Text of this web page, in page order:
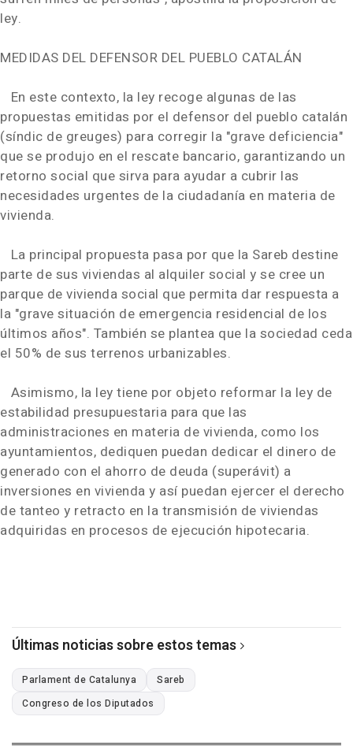
ley.
MEDIDAS DEL DEFENSOR DEL PUEBLO CATALÁN
En este contexto, la ley recoge algunas de las
propuestas emitidas por el defensor del pueblo catalán
(síndic de greuges) para corregir la "grave deficiencia"
que se produjo en el rescate bancario, garantizando un
retorno social que sirva para ayudar a cubrir las
necesidades urgentes de la ciudadanía en materia de
vivienda.
La principal propuesta pasa por que la Sareb destine
parte de sus viviendas al alquiler social y se cree un
parque de vivienda social que permita dar respuesta a
la "grave situación de emergencia residencial de los
últimos años". También se plantea que la sociedad ceda
el 50% de sus terrenos urbanizables.
Asimismo, la ley tiene por objeto reformar la ley de
estabilidad presupuestaria para que las
administraciones en materia de vivienda, como los
ayuntamientos, dediquen puedan dedicar el dinero de
generado con el ahorro de deuda (superávit) a
inversiones en vivienda y así puedan ejercer el derecho
de tanteo y retracto en la transmisión de viviendas
adquiridas en procesos de ejecución hipotecaria.
Últimas noticias sobre estos temas
Parlament de Catalunya
Sareb
Congreso de los Diputados